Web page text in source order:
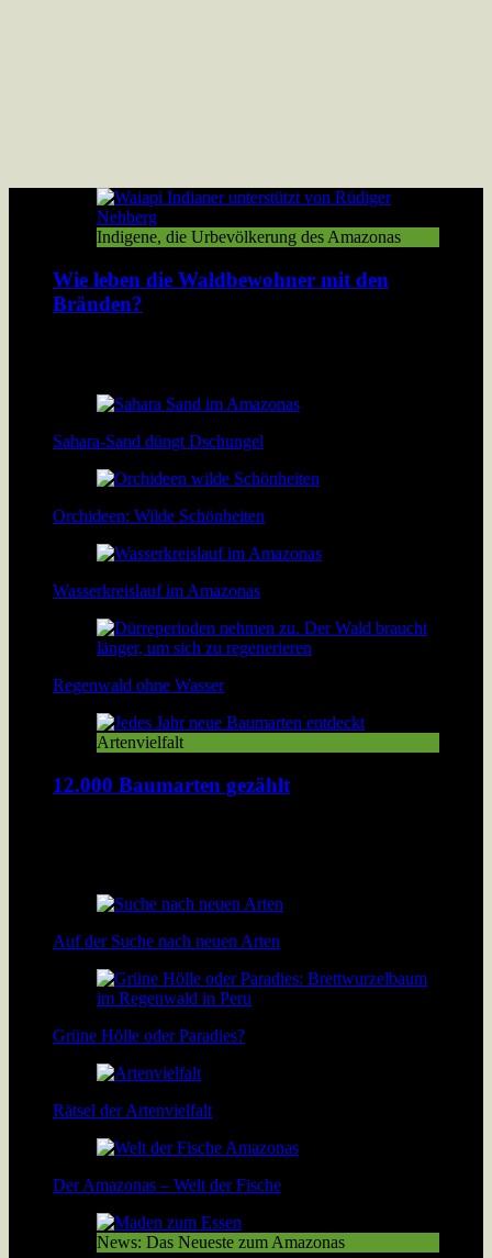
Indigene, die Urbevölkerung des Amazonas
Wie leben die Waldbewohner mit den
Bränden?
Sahara-Sand düngt Dschungel
Orchideen: Wilde Schönheiten
Wasserkreislauf im Amazonas
Regenwald ohne Wasser
Artenvielfalt
12.000 Baumarten gezählt
Auf der Suche nach neuen Arten
Grüne Hölle oder Paradies?
Rätsel der Artenvielfalt
Der Amazonas – Welt der Fische
News: Das Neueste zum Amazonas